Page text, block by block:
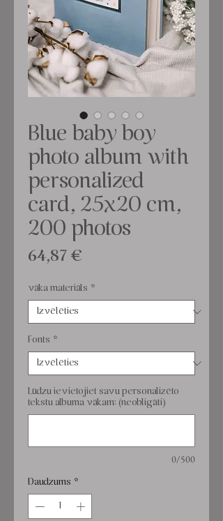
Blue baby boy
photo album with
personalized
card, 25x20 cm,
200 photos
64,87 €
vāka materiāls *
Fonts *
Lūdzu ievietojiet savu personalizēto
tekstu albuma vākam: (neobligāti)
0/500
Daudzums *